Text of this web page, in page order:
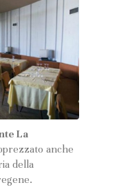
La
anche
della